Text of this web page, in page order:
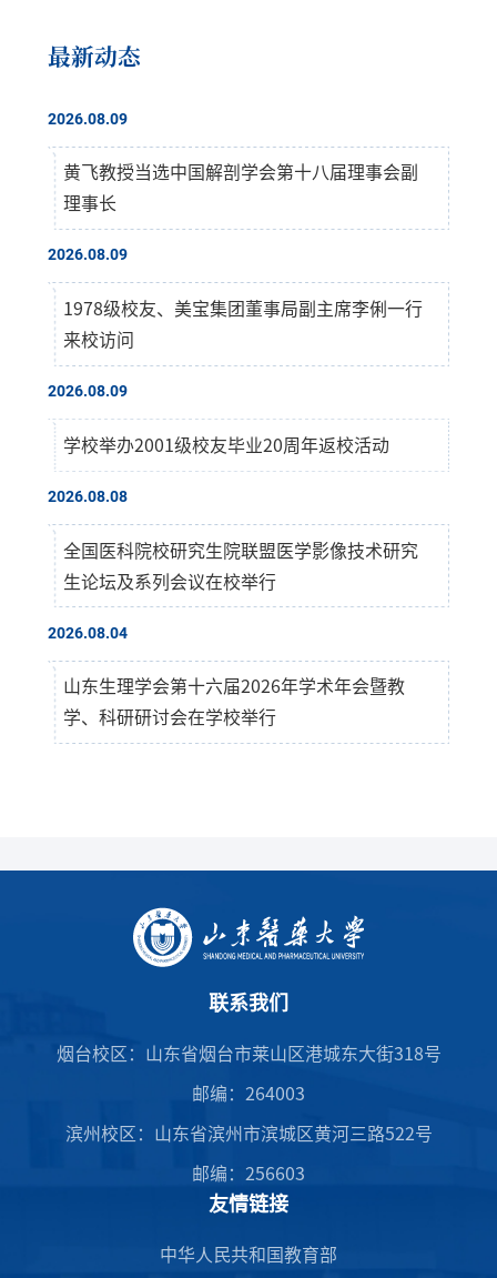
最新动态
2026.08.09
黄飞教授当选中国解剖学会第十八届理事会副
理事长
2026.08.09
1978级校友、美宝集团董事局副主席李俐一行
来校访问
2026.08.09
学校举办2001级校友毕业20周年返校活动
2026.08.08
全国医科院校研究生院联盟医学影像技术研究
生论坛及系列会议在校举行
2026.08.04
山东生理学会第十六届2026年学术年会暨教
学、科研研讨会在学校举行
联系我们
烟台校区：山东省烟台市莱山区港城东大街318号
邮编：264003
滨州校区：山东省滨州市滨城区黄河三路522号
邮编：256603
友情链接
中华人民共和国教育部